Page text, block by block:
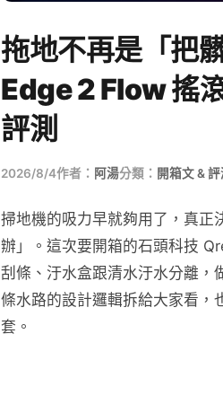
拖地不再是「把
Edge 2 Flow 搖
評測
2026/8/4作者： 阿湯分類： 開箱文 & 評
掃地機的吸力早就夠用了，真正
辦」。這次要開箱的石頭科技
刮條、汙水盒跟清水汙水分離，
條水路的設計邏輯拆給大家看，
套。